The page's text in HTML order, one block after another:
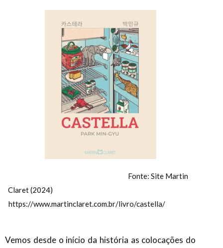
Fonte: Site Martin
Claret (2024)
https://www.martinclaret.com.br/livro/castella/
Vemos desde o início da história as colocações do